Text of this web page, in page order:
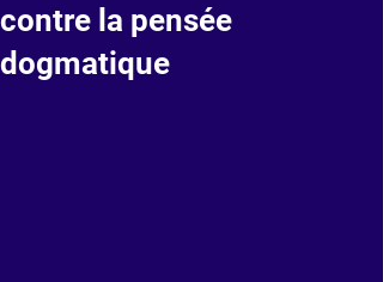
contre la pensée
dogmatique